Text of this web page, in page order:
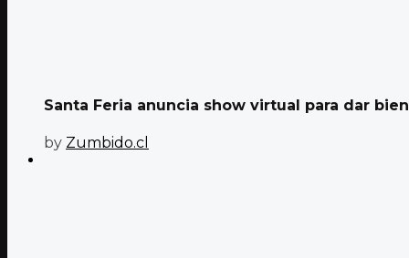
Santa Feria anuncia show virtual para dar
by Zumbido.cl